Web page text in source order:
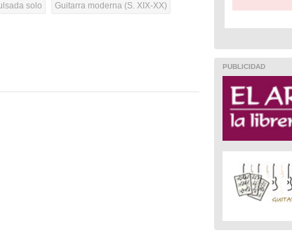
solo Guitarra moderna (S. XIX-XX)
PUBLICIDAD